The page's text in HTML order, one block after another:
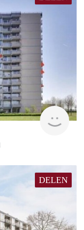
DELEN